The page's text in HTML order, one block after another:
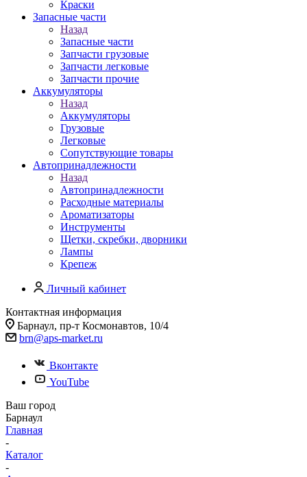
Краски
Запасные части
Назад
Запасные части
Запчасти грузовые
Запчасти легковые
Запчасти прочие
Аккумуляторы
Назад
Аккумуляторы
Грузовые
Легковые
Сопутствующие товары
Автопринадлежности
Назад
Автопринадлежности
Расходные материалы
Ароматизаторы
Инструменты
Щетки, скребки, дворники
Лампы
Крепеж
Личный кабинет
Контактная информация
Барнаул, пр-т Космонавтов, 10/4
brn@aps-market.ru
Вконтакте
YouTube
Ваш город
Барнаул
Главная
-
Каталог
-